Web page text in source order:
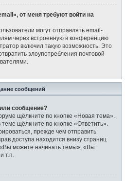
от меня требуют войти на
могут отправлять email-
через встроенную в конференцию
включил такую возможность. Это
злоупотребления почтовой
сообщений
сообщение?
щёлкните по кнопке «Новая тема».
щёлкните по кнопке «Ответить».
прежде чем отправить
доступа находится внизу страниц
можете начинать темы», «Вы
т.п.